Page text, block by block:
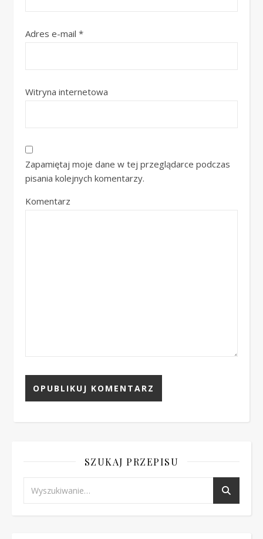
Adres e-mail *
Witryna internetowa
Zapamiętaj moje dane w tej przeglądarce podczas
pisania kolejnych komentarzy.
Komentarz
SZUKAJ PRZEPISU